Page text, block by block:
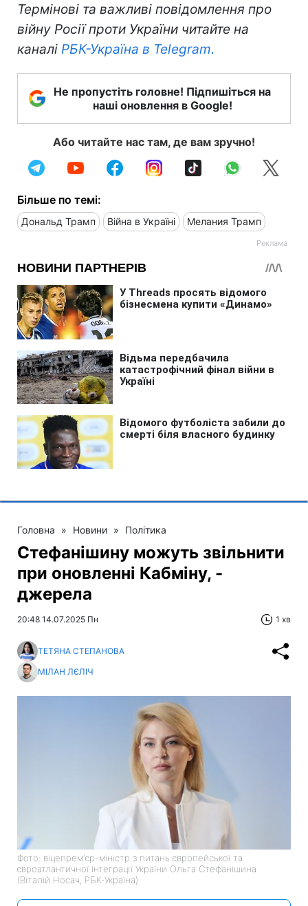
Термінові та важливі повідомлення про
війну Росії проти України читайте на
каналі РБК-Україна в Telegram.
Не пропустіть головне! Підпишіться на
наші оновлення в Google!
Або читайте нас там, де вам зручно!
Більше по темі:
Дональд Трамп Війна в Україні Мелания Трамп
Головна » Новини » Політика
Стефанішину можуть звільнити
при оновленні Кабміну, -
джерела
20:48 14.07.2025 Пн 1 хв
ТЕТЯНА СТЕПАНОВА
МІЛАН ЛЄЛІЧ
Фото: віцепрем'єр-міністр з питань європейської та
євроатлантичної інтеграції України Ольга Стефанішина
(Віталій Носач, РБК-Україна)